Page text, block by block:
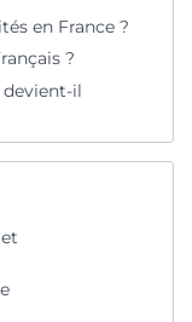
en France ?
?
devient-il